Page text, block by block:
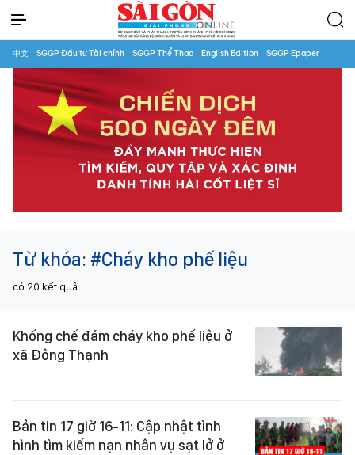
中文 SGGP Đầu tư Tài chính SGGP Thể Thao English Edition SGGP Epaper
Từ khóa: #Cháy kho phế liệu
có 20 kết quả
Khống chế đám cháy kho phế liệu ở
xã Đông Thạnh
Bản tin 17 giờ 16-11: Cập nhật tình
hình tìm kiếm nạn nhân vụ sạt lở ở